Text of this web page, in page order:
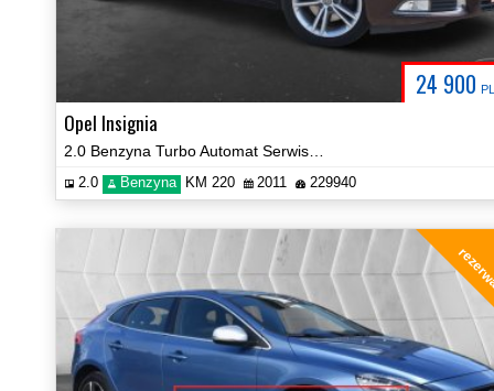
24 900
Opel Insignia
2.0 Benzyna KM 220 2011 229940